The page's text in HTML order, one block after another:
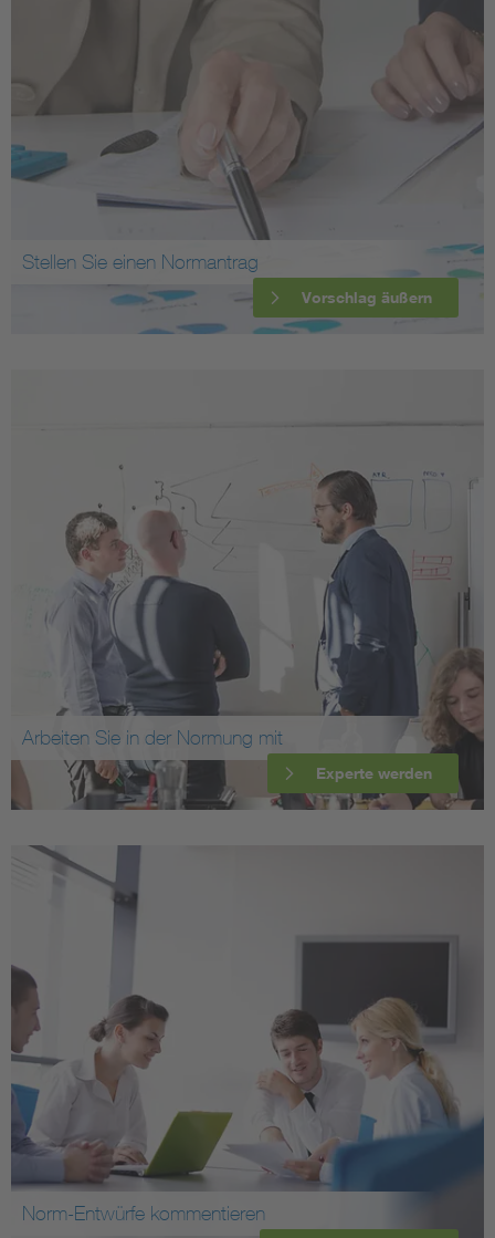
Stellen Sie einen Normantrag
Vorschlag äußern
Arbeiten Sie in der Normung mit
Experte werden
Norm-Entwürfe kommentieren